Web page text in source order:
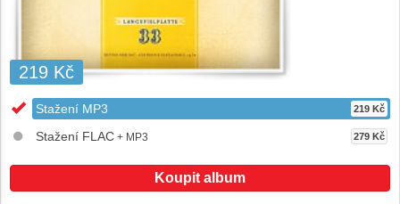
219 Kč
Stažení MP3 219 Kč
Stažení FLAC + MP3 279 Kč
Koupit album